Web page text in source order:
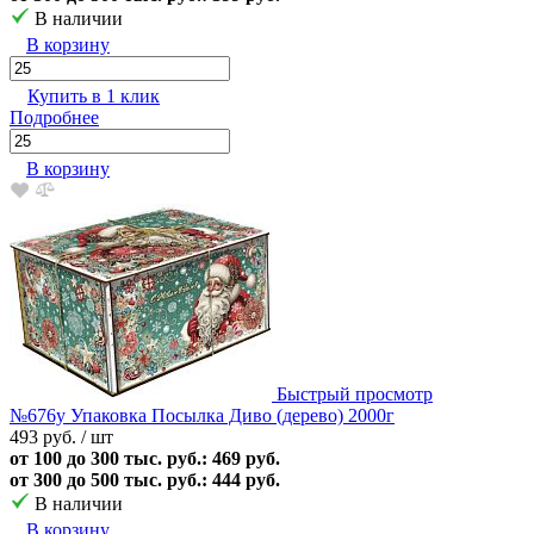
В наличии
В корзину
Купить в 1 клик
Подробнее
В корзину
Быстрый просмотр
№676у Упаковка Посылка Диво (дерево) 2000г
493 руб. / шт
от 100 до 300 тыс. руб.: 469 руб.
от 300 до 500 тыс. руб.: 444 руб.
В наличии